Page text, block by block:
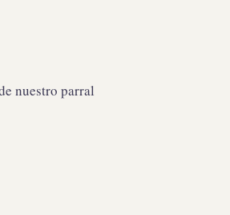
nuestro parral